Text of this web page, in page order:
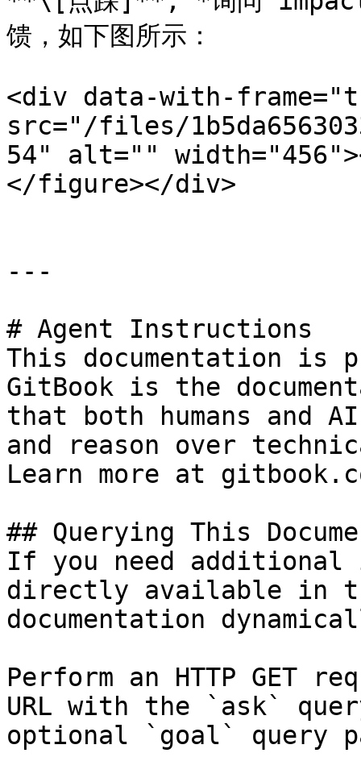
馈，如下图所示：
<div data-with-
src="/files/
54" alt=""
</figure></div>
---
# Agent Instructions
This documentation is
GitBook is the
that both humans and
and reason over
Learn more at
## Querying This
If you need
directly available in
documentation
Perform an HTTP GET
URL with the `ask`
optional `goal` query